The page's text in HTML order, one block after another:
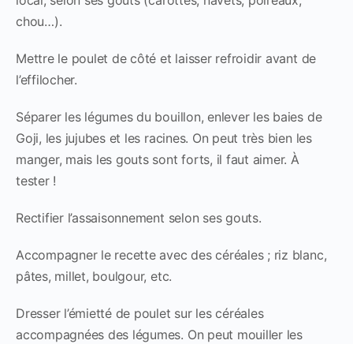
chou…).
Mettre le poulet de côté et laisser refroidir avant de
l’effilocher.
Séparer les légumes du bouillon, enlever les baies de
Goji, les jujubes et les racines. On peut très bien les
manger, mais les gouts sont forts, il faut aimer. À
tester !
Rectifier l’assaisonnement selon ses gouts.
Accompagner le recette avec des céréales ; riz blanc,
pâtes, millet, boulgour, etc.
Dresser l’émietté de poulet sur les céréales
accompagnées des légumes. On peut mouiller les